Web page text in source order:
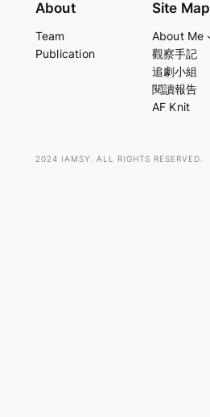
r
About
Team
Publication
Site Map
About Me
觀察手記
追劇小組
閱讀報告
AF Knit
2024 IAMSY. ALL RIGHTS RESERVED.